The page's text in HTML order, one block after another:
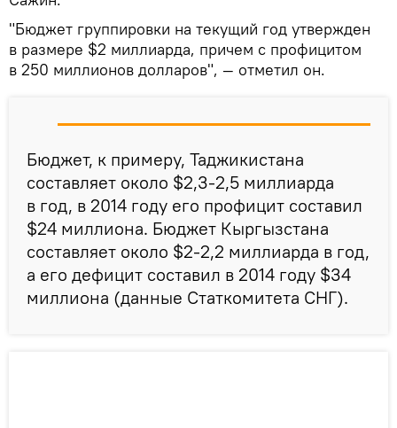
"Бюджет группировки на текущий год утвержден
в размере $2 миллиарда, причем с профицитом
в 250 миллионов долларов", — отметил он.
Бюджет, к примеру, Таджикистана
составляет около $2,3-2,5 миллиарда
в год, в 2014 году его профицит составил
$24 миллиона. Бюджет Кыргызстана
составляет около $2-2,2 миллиарда в год,
а его дефицит составил в 2014 году $34
миллиона (данные Статкомитета СНГ).